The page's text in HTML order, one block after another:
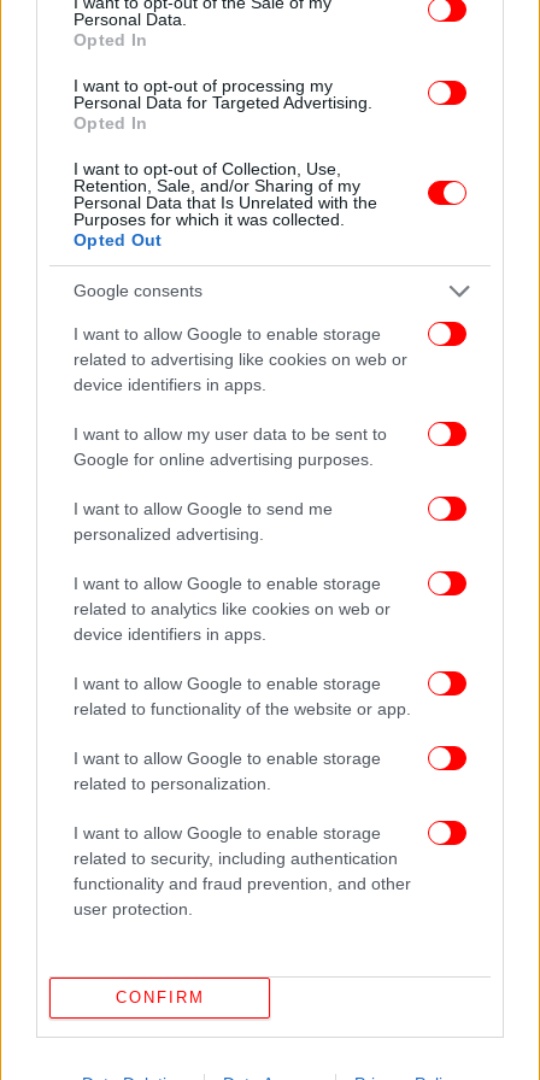
Personal Data.
Opted In
I want to opt-out of processing my
Personal Data for Targeted Advertising.
Opted In
I want to opt-out of Collection, Use,
Retention, Sale, and/or Sharing of my
Personal Data that Is Unrelated with the
Purposes for which it was collected.
Opted Out
Google consents
I want to allow Google to enable storage
related to advertising like cookies on web or
device identifiers in apps.
I want to allow my user data to be sent to
Google for online advertising purposes.
I want to allow Google to send me
personalized advertising.
I want to allow Google to enable storage
related to analytics like cookies on web or
device identifiers in apps.
I want to allow Google to enable storage
related to functionality of the website or app.
I want to allow Google to enable storage
related to personalization.
I want to allow Google to enable storage
related to security, including authentication
functionality and fraud prevention, and other
user protection.
CONFIRM
ΔΙΑΒΑΣΤΕ ΠΕΡΙΣΣΟΤΕΡΑ ΣΤΑΎΡΟΣ ΠΑΠΑΣΤΑΎΡΟΥ
ΥΠΟΥΡΓΌΣ
ΠΕΡΙΒΆΛΛΟΝΤΟΣ ΚΑΙ ΕΝΈΡΓΕΙΑΣ
ΔΕΙΤΕ ΕΠΙΣΗΣ